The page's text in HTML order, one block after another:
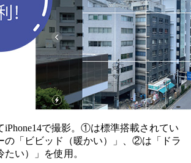
iPhone14で撮影。①は標準搭載されてい
の「ビビッド（暖かい）」、②は「ドラ
たい）」を使用。